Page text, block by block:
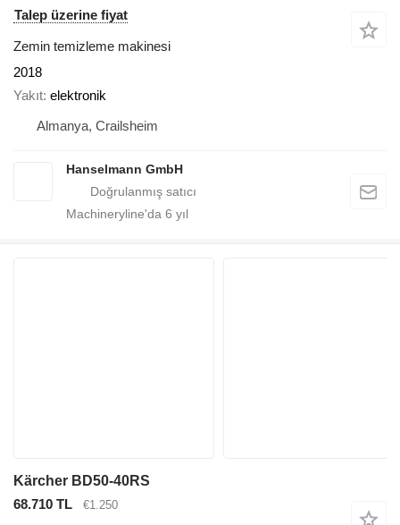
Talep üzerine fiyat
Zemin temizleme makinesi
2018
Yakıt elektronik
Almanya, Crailsheim
Hanselmann GmbH
Machineryline'da 6 yıl
Kärcher BD50-40RS
68.710 TL
€1.250